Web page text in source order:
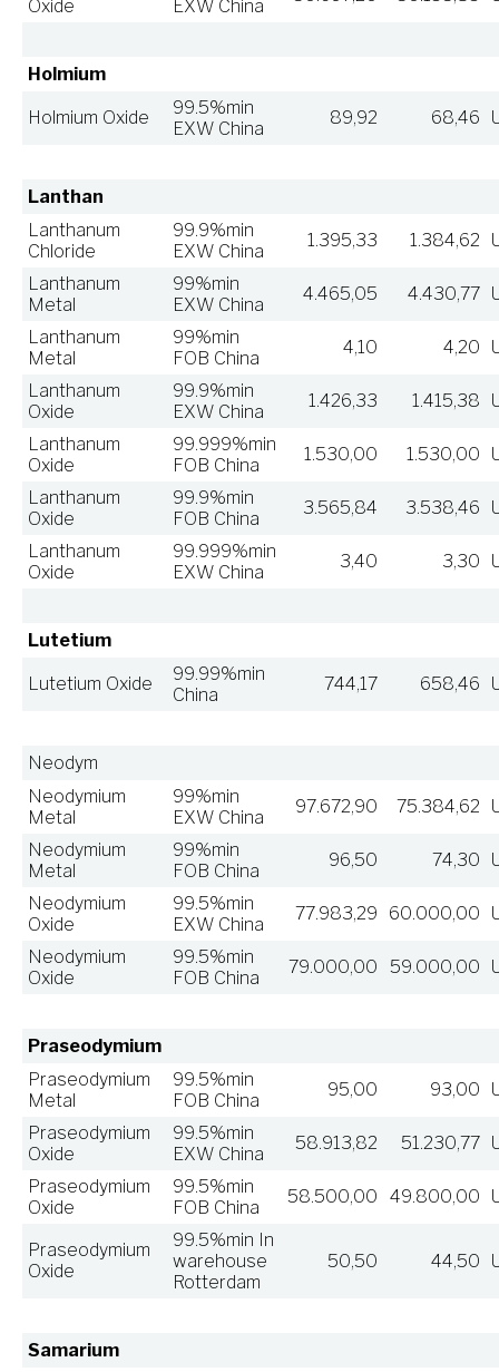
Oxide EXW China
Holmium
Holmium Oxide
99.5%min
EXW China
89,92 68,46
Lanthan
Lanthanum
Chloride
99.9%min
EXW China
1.395,33 1.384,62
Lanthanum
Metal
99%min
EXW China
4.465,05 4.430,77
Lanthanum
Metal
99%min
FOB China
4,10 4,20
Lanthanum
Oxide
99.9%min
EXW China
1.426,33 1.415,38
Lanthanum
Oxide
99.999%min
FOB China
1.530,00 1.530,00
Lanthanum
Oxide
99.9%min
FOB China
3.565,84 3.538,46
Lanthanum
Oxide
99.999%min
EXW China
3,40 3,30
Lutetium
Lutetium Oxide
99.99%min
China
744,17 658,46
Neodym
Neodymium
Metal
99%min
EXW China
97.672,90 75.384,62
Neodymium
Metal
99%min
FOB China
96,50 74,30
Neodymium
Oxide
99.5%min
EXW China
77.983,29 60.000,00
Neodymium
Oxide
99.5%min
FOB China
79.000,00 59.000,00
Praseodymium
Praseodymium
Metal
99.5%min
FOB China
95,00 93,00
Praseodymium
Oxide
99.5%min
EXW China
58.913,82 51.230,77
Praseodymium
Oxide
99.5%min
FOB China
58.500,00 49.800,00
Praseodymium
Oxide
99.5%min In
warehouse
Rotterdam
50,50 44,50
Samarium